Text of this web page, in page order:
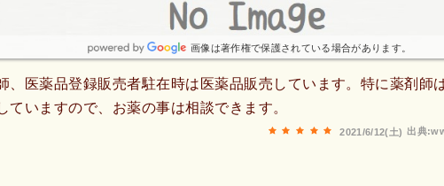
画像は著作権で保護されている場合があります。
、医薬品登録販売者駐在時は医薬品販売しています。特に薬剤師
ていますので、お薬の事は相談できます。
出典
2021/6/12(土)